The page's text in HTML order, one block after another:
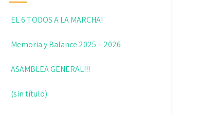
EL 6 TODOS A LA MARCHA!
Memoria y Balance 2025 – 2026
ASAMBLEA GENERAL!!!
(sin título)